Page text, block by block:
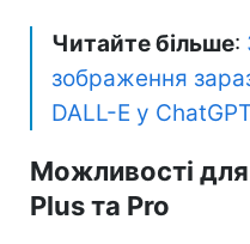
Читайте більше:
зображення
DALL-E у
Можливості
Plus та Pro